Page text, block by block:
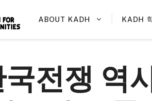
ABOUT KADH KADH
전쟁 역